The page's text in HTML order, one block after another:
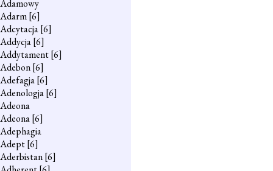
Adamowy
Adarm[6]
Adcytacja[6]
Addycja[6]
Addytament[6]
Adebon[6]
Adefagja[6]
Adenologja[6]
Adeona
Adeona[6]
Adephagia
Adept[6]
Aderbistan[6]